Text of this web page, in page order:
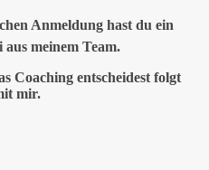
Anmeldung hast du ein
meinem Team.
Coaching entscheidest folgt
mir.